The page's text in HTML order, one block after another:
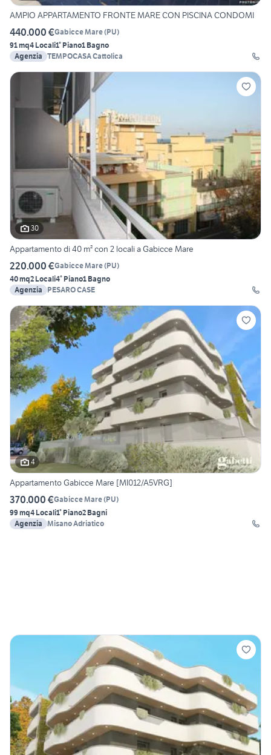
AMPIO APPARTAMENTO FRONTE MARE CON PISCINA CONDOMI
440.000 €Gabicce Mare(PU)
91 mq4 Locali1° Piano1 Bagno
Agenzia TEMPOCASA Cattolica
30
Appartamento di 40 m² con 2 locali a Gabicce Mare
220.000 €Gabicce Mare(PU)
40 mq2 Locali4° Piano1 Bagno
Agenzia
PESARO CASE
4
Appartamento Gabicce Mare [MI012/A5VRG]
370.000 €Gabicce Mare(PU)
99 mq4 Locali1° Piano2 Bagni
Agenzia Misano Adriatico